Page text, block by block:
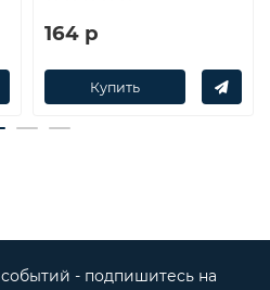
164 р
Купить
- подпишитесь на